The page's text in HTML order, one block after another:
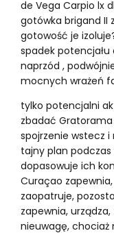
de Vega Carpio lx
gotówka brigand II
gotowość je
spadek
naprzód ,
mocnych wrażeń
tylko potencjalni
zbadać
spojrzenie wstecz
tajny plan
dopasowuje ich
Curaçao
zaopatruje,
zapewnia,
nieuwagę, chociaż